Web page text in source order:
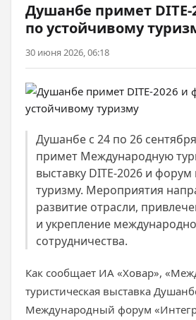
Душанбе примет
по устойчивому
30 июня 2026, 06:18
Душанбе с 24 по 26
примет Международную
выставку DITE-2026 и
туризму. Мероприятия
развитие отрасли,
и укрепление
сотрудничества.
Как сообщает ИА «Ховар»,
туристическая выставка
Международный форум